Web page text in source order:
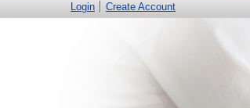
Login Create Account